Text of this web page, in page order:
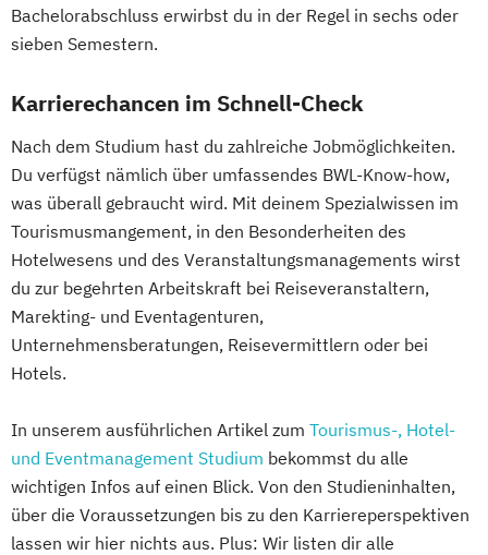
Bachelorabschluss erwirbst du in der Regel in sechs oder
sieben Semestern.
Karrierechancen im Schnell-Check
Nach dem Studium hast du zahlreiche Jobmöglichkeiten.
Du verfügst nämlich über umfassendes BWL-Know-how,
was überall gebraucht wird. Mit deinem Spezialwissen im
Tourismusmangement, in den Besonderheiten des
Hotelwesens und des Veranstaltungsmanagements wirst
du zur begehrten Arbeitskraft bei Reiseveranstaltern,
Marekting- und Eventagenturen,
Unternehmensberatungen, Reisevermittlern oder bei
Hotels.
In unserem ausführlichen Artikel zum Tourismus-, Hotel-
und Eventmanagement Studium bekommst du alle
wichtigen Infos auf einen Blick. Von den Studieninhalten,
über die Voraussetzungen bis zu den Karriereperspektiven
lassen wir hier nichts aus. Plus: Wir listen dir alle